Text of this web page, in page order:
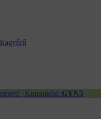
| Kuponkód: GYN5